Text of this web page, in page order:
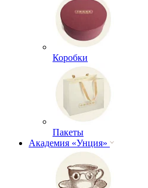
Коробки
Пакеты
Академия «Унция»